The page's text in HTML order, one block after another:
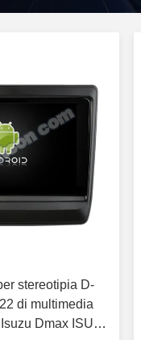
stereotipia D-
di multimedia
Dmax ISUZU